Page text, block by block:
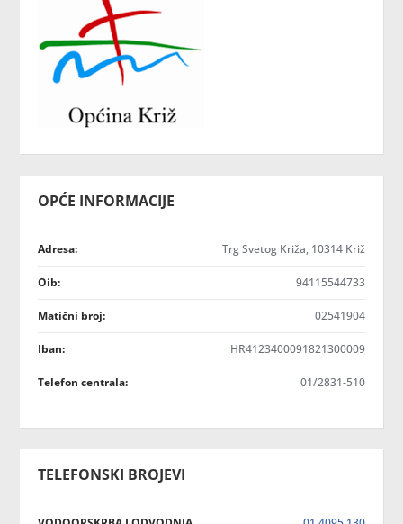
OPĆE INFORMACIJE
Adresa: Trg Svetog Križa, 10314 Križ
Oib: 94115544733
Matični broj: 02541904
Iban: HR4123400091821300009
Telefon centrala: 01/2831-510
TELEFONSKI BROJEVI